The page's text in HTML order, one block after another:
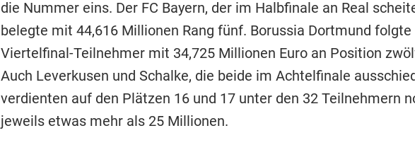
die Nummer eins. Der FC Bayern, der im Halbfinale an Real
belegte mit 44,616 Millionen Rang fünf. Borussia Dortmund folgte
Viertelfinal-Teilnehmer mit 34,725 Millionen Euro an Position
Auch Leverkusen und Schalke, die beide im Achtelfinale
verdienten auf den Plätzen 16 und 17 unter den 32 Teilnehmern
jeweils etwas mehr als 25 Millionen.